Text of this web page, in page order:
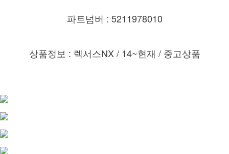
파트넘버 : 5211978010
상품정보 : 렉서스NX / 14~현재 / 중고상품